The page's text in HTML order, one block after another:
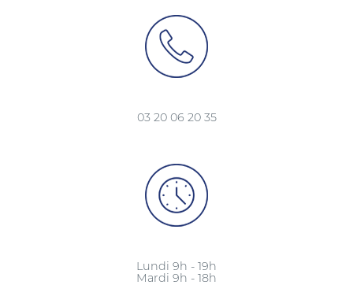
03 20 06 20 35
Lundi 9h - 19h
Mardi 9h - 18h